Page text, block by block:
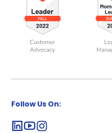
Follow Us On: